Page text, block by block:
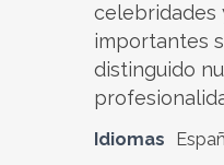
celebridades
importantes
distinguido
Idiomas